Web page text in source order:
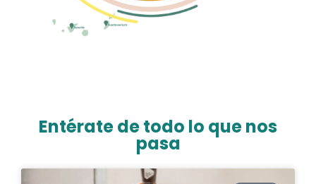
Entérate de todo lo que nos
pasa